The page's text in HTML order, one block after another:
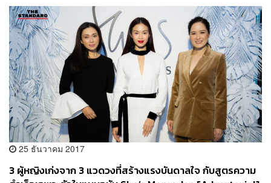
25 ธันวาคม 2017
3 ผู้หญิงเก่งจาก 3 แวดวงที่สร้างแรงบันดาลใจ กับสูตรความ